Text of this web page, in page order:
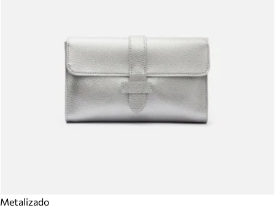
Metalizado